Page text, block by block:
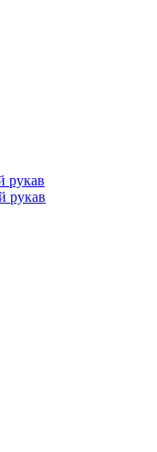
рукав
рукав